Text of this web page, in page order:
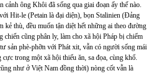
cảnh ông Khôi đã sống qua giai đoạn ấy thế nào.
Hit-le (Petain là đại diện), bọn Stalinien (Đảng
kẻ thù, đều muốn tận diệt hết những ai theo đường
cũng phân ly, làm cho xã hội Pháp bị chiếm
sản phè-phỡn với Phát xit, vẫn có người sống mái
trong một xã hội thiếu ăn, sa đọa, cùng khổ.
như ở ViệtNam đồng thời) nòng cốt vẫn là